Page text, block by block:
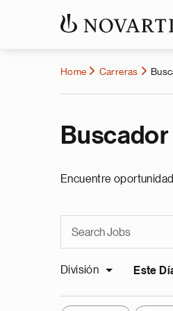
Home Carreras
Encuentre
División Este